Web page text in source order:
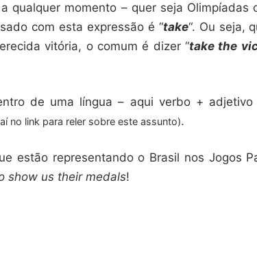
qualquer momento – quer seja Olimpíadas
com esta expressão é “take“. Ou seja,
vitória, o comum é dizer “take the
de uma língua – aqui verbo +
no link para reler sobre este assunto).
estão representando o Brasil nos Jogos
show us their medals!